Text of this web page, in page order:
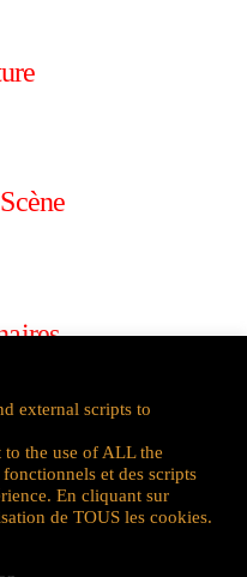
external scripts to
the use of ALL the
et des scripts
En cliquant sur
de TOUS les cookies.